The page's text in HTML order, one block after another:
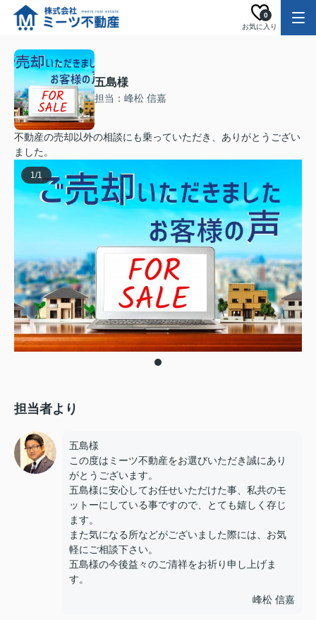
お気に入り
0
五島様
担当：峰松 信嘉
不動産の売却以外の相談にも乗っていただき、ありがとうござい
ました。
1/1
担当者より
五島様
この度はミーツ不動産をお選びいただき誠にあり
がとうございます。
五島様に安心してお任せいただけた事、私共のモ
ットーにしている事ですので、とても嬉しく存じ
ます。
また気になる所などがございました際には、お気
軽にご相談下さい。
五島様の今後益々のご清祥をお祈り申し上げま
す。
峰松 信嘉